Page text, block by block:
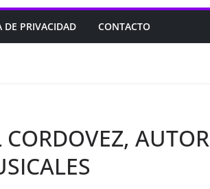
DE PRIVACIDAD CONTACTO
CORDOVEZ, AUTOR